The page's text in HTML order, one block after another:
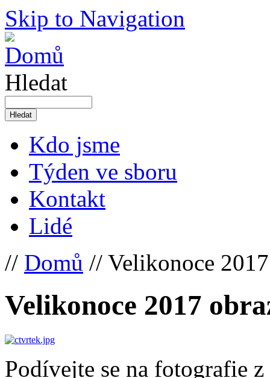
Skip to Navigation
Hledat
Kdo jsme
Týden ve sboru
Kontakt
Lidé
// Domů // Velikonoce
Velikonoce 2017
Podívejte se na fotografie